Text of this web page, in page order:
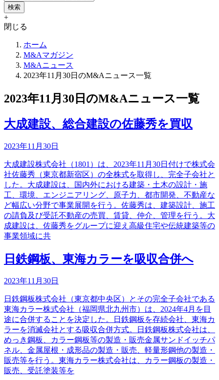
+
閉じる
ホーム
M&Aマガジン
M&Aニュース
2023年11月30日のM&Aニュース一覧
2023年11月30日のM&Aニュース一覧
大成建設、総合建設の佐藤秀を買収
2023年11月30日
大成建設株式会社（1801）は、2023年11月30日付けで株式会
社佐藤秀（東京都新宿区）の全株式を取得し、完全子会社と
した。大成建設は、国内外における建築・土木の設計・施
工、環境、エンジニアリング、原子力、都市開発、不動産な
ど幅広い分野で事業展開を行う。佐藤秀は、建築設計、施工
の請負及び受託不動産の売買、賃貸、仲介、管理を行う。大
成建設は、佐藤秀をグループに迎え高級住宅や伝統建築等の
事業領域に共
日鉄鋼板、東海カラーを吸収合併へ
2023年11月30日
日鉄鋼板株式会社（東京都中央区）とその完全子会社である
東海カラー株式会社（福岡県北九州市）は、2024年4月を目
途に合併することを決定した。日鉄鋼板を存続会社、東海カ
ラーを消滅会社とする吸収合併方式。日鉄鋼板株式会社は、
めっき鋼板、カラー鋼板等の製造・販売金属サンドイッチパ
ネル、金属屋根・成形品の製造・販売、軽量形鋼他の製造・
販売等を行う。東海カラー株式会社は、カラー鋼板の製造・
販売、受託塗装等を